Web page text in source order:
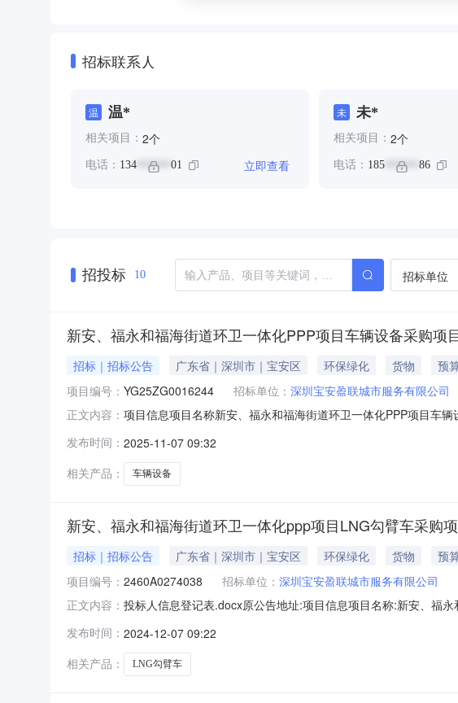
招标联系人
温 温*
相关项目： 2个
电话： 134 ****** 01 立即查看
未 未*
相关项目： 2个
电话： 185****** 86
招投标 10 招标单位
新安、福永和福海街道环卫一体化PPP项目车辆设备采购项
招标｜招标公告 广东省｜深圳市｜宝安区 环保绿化 货物
预
项目编号： YG25ZG0016244 招标单位： 深圳宝安盈联城市服务有限公司
正文内容： 项目信息项目名称新安、福永和福海街道环卫一体化PPP项目车
卫一体化PPP项目车辆设备采购项目公告媒体深圳阳光采购平台
发布时间： 2025-11-07 09:32
相关产品：
车辆设备
新安、福永和福海街道环卫一体化ppp项目LNG勾臂车采购
招标｜招标公告 广东省｜深圳市｜宝安区 环保绿化 货物
预
项目编号： 2460A0274038 招标单位： 深圳宝安盈联城市服务有限公司
正文内容： 投标人信息登记表.docx原公告地址:项目信息项目名称:新安、福
光采购平台公告开始时间:2024-12-0709:00:00公告信息:公告附件
发布时间： 2024-12-07 09:22
相关产品：
LNG勾臂车